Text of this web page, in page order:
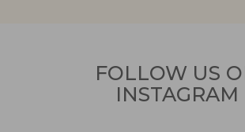
FOLLOW US
INSTAGRAM